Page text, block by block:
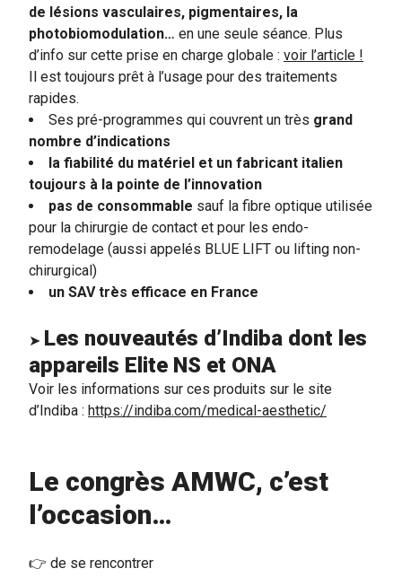
de lésions vasculaires, pigmentaires, la
photobiomodulation… en une seule séance. Plus
d’info sur cette prise en charge globale : voir l’article !
Il est toujours prêt à l’usage pour des traitements
rapides.
Ses pré-programmes qui couvrent un très grand
nombre d’indications
la fiabilité du matériel et un fabricant italien
toujours à la pointe de l’innovation
pas de consommable sauf la fibre optique utilisée
pour la chirurgie de contact et pour les endo-
remodelage (aussi appelés BLUE LIFT ou lifting non-
chirurgical)
un SAV très efficace en France
➤ Les nouveautés d’Indiba dont les
appareils Elite NS et ONA
Voir les informations sur ces produits sur le site
d’Indiba : https://indiba.com/medical-aesthetic/
Le congrès AMWC, c’est
l’occasion…
👉 de se rencontrer